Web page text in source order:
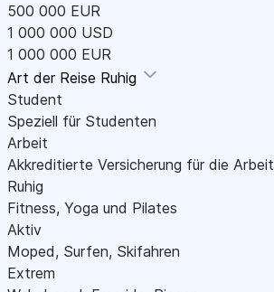
500 000 EUR
1 000 000 USD
1 000 000 EUR
Art der Reise Ruhig
Student
Speziell für Studenten
Arbeit
Akkreditierte Versicherung für die Arbeit
Ruhig
Fitness, Yoga und Pilates
Aktiv
Moped, Surfen, Skifahren
Extrem